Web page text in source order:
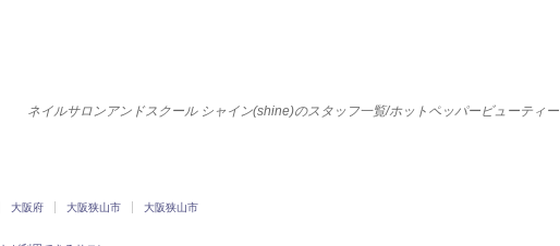
ネイルサロンアンドスクール シャイン(shine)のスタッフ一覧/ホットペッパービューティー
大阪府 大阪狭山市 大阪狭山市